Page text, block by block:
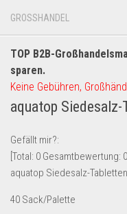
Geschäft, Büro &
Geschenkartikel
Handy und Smartphone
Kosmetik & Pflege
Multimedia & Elektro
Münzen
Spielzeug & Games
GROSSHANDEL
TOP B2B-
sparen.
Keine Gebühren,
aquatop
Gefällt mir?:
[Total: 0 Gesamtbewertung: 0
aquatop Siedesalz-
40 Sack/Palette